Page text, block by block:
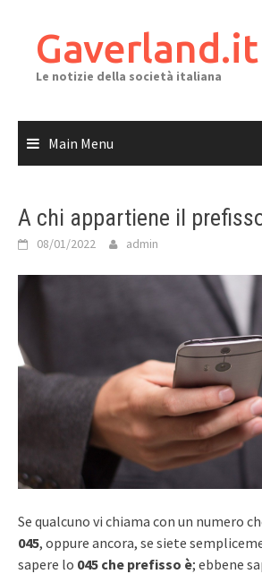
contentGaverland.it
Le notizie della società italiana
Main Menu
A chi appartiene il
08/01/2022 admin
Se qualcuno vi chiama con un numero
045, oppure ancora, se siete
sapere lo 045 che prefisso è; ebbene